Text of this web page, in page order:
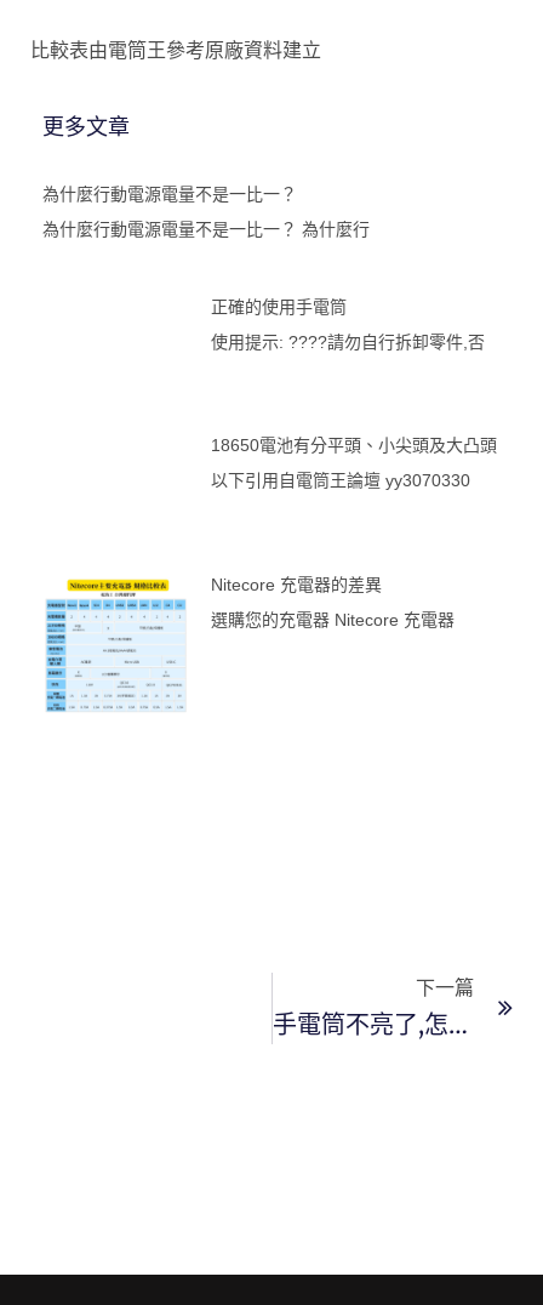
比較表由電筒王參考原廠資料建立
更多文章
為什麼行動電源電量不是一比一？
為什麼行動電源電量不是一比一？ 為什麼行
正確的使用手電筒
使用提示: ????請勿自行拆卸零件,否
18650電池有分平頭、小尖頭及大凸頭
以下引用自電筒王論壇 yy3070330
Nitecore 充電器的差異
選購您的充電器 Nitecore 充電器
下一篇
手電筒不亮了,怎麼辦?